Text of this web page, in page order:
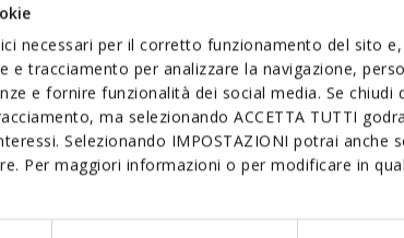
necessari per il corretto funzionamento del sito
e tracciamento per analizzare la navigazione,
e fornire funzionalità dei social media. Se chiudi
ma selezionando ACCETTA TUTTI
Selezionando IMPOSTAZIONI potrai anche
Per maggiori informazioni o per modificare in